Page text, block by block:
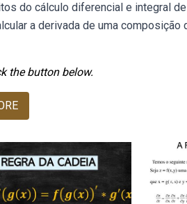
do cálculo diferencial e integral
a derivada de uma
the button below.